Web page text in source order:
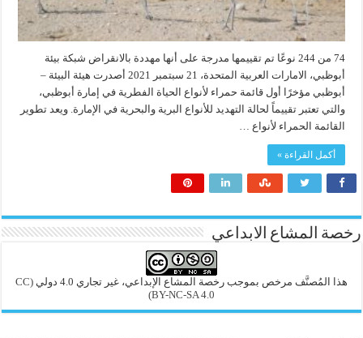
74 من 244 نوعًا تم تقييمها مدرجة على أنها مهددة بالانقراض شبكة بيئة
أبوظبي، الامارات العربية المتحدة، 21 سبتمبر 2021 أصدرت هيئة البيئة –
أبوظبي مؤخرًا أول قائمة حمراء لأنواع الحياة الفطرية في إمارة أبوظبي،
والتي تعتبر تقييماً لحالة التهديد للأنواع البرية والبحرية في الإمارة. ويعد تطوير
القائمة الحمراء لأنواع …
أكمل القراءة »
رخصة المشاع الابداعي
هذا المُصنَّف مرخص بموجب رخصة المشاع الإبداعي، غير تجاري 4.0 دولي
(CC
BY-NC-SA 4.0)